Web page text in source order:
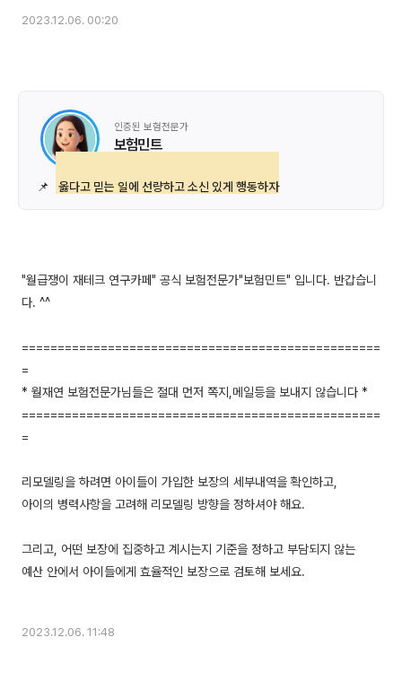
2023.12.06. 00:20
인증된 보험전문가
보험민트
📌 옳다고 믿는 일에 선량하고 소신 있게 행동하자
"월급쟁이 재테크 연구카페" 공식 보험전문가"보험민트" 입니다. 반갑습니
다. ^^
==================================================
=
* 월재연 보험전문가님들은 절대 먼저 쪽지,메일등을 보내지 않습니다 *
==================================================
=
리모델링을 하려면 아이들이 가입한 보장의 세부내역을 확인하고,
아이의 병력사항을 고려해 리모델링 방향을 정하셔야 해요.
그리고, 어떤 보장에 집중하고 계시는지 기준을 정하고 부담되지 않는
예산 안에서 아이들에게 효율적인 보장으로 검토해 보세요.
2023.12.06. 11:48